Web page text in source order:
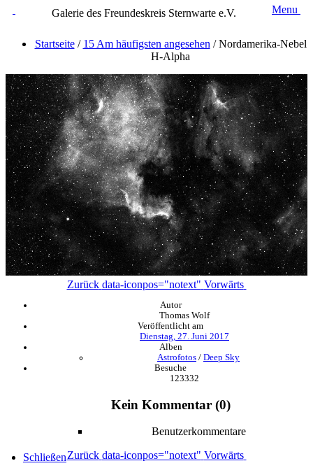
Galerie des Freundeskreis Sternwarte e.V. Menu
Startseite/ 15 Am häufigsten angesehen /Nordamerika-Nebel
H-Alpha
Zurück data-iconpos="notext" Vorwärts
Autor
Thomas Wolf
Veröffentlicht am
Dienstag, 27. Juni 2017
Alben
Astrofotos / Deep Sky
Besuche
123332
Kein Kommentar (0)
Benutzerkommentare
Zurück data-iconpos="notext" Vorwärts
Schließen